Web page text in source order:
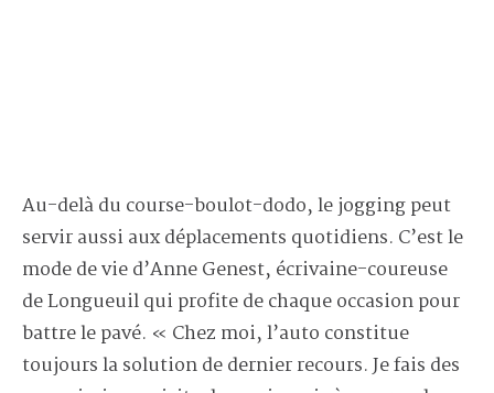
Au-delà du course-boulot-dodo, le jogging peut
servir aussi aux déplacements quotidiens. C’est le
mode de vie d’Anne Genest, écrivaine-coureuse
de Longueuil qui profite de chaque occasion pour
battre le pavé. « Chez moi, l’auto constitue
toujours la solution de dernier recours. Je fais des